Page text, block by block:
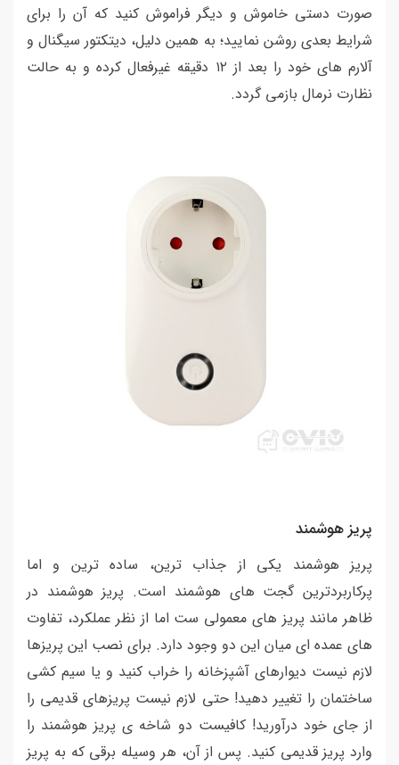
صورت دستی خاموش و دیگر فراموش کنید که آن را برای
شرایط بعدی روشن نمایید؛ به همین دلیل، دیتکتور سیگنال و
آلارم های خود را بعد از ۱۲ دقیقه غیرفعال کرده و به حالت
نظارت نرمال بازمی گردد.
پریز هوشمند
پریز هوشمند یکی از جذاب ترین، ساده ترین و اما
پرکاربردترین گجت های هوشمند است. پریز هوشمند در
ظاهر مانند پریز های معمولی ست اما از نظر عملکرد، تفاوت
های عمده ای میان این دو وجود دارد. برای نصب این پریزها
لازم نیست دیوارهای آشپزخانه را خراب کنید و یا سیم کشی
ساختمان را تغییر دهید! حتی لازم نیست پریزهای قدیمی را
از جای خود درآورید! کافیست دو شاخه ی پریز هوشمند را
وارد پریز قدیمی کنید. پس از آن، هر وسیله برقی که به پریز